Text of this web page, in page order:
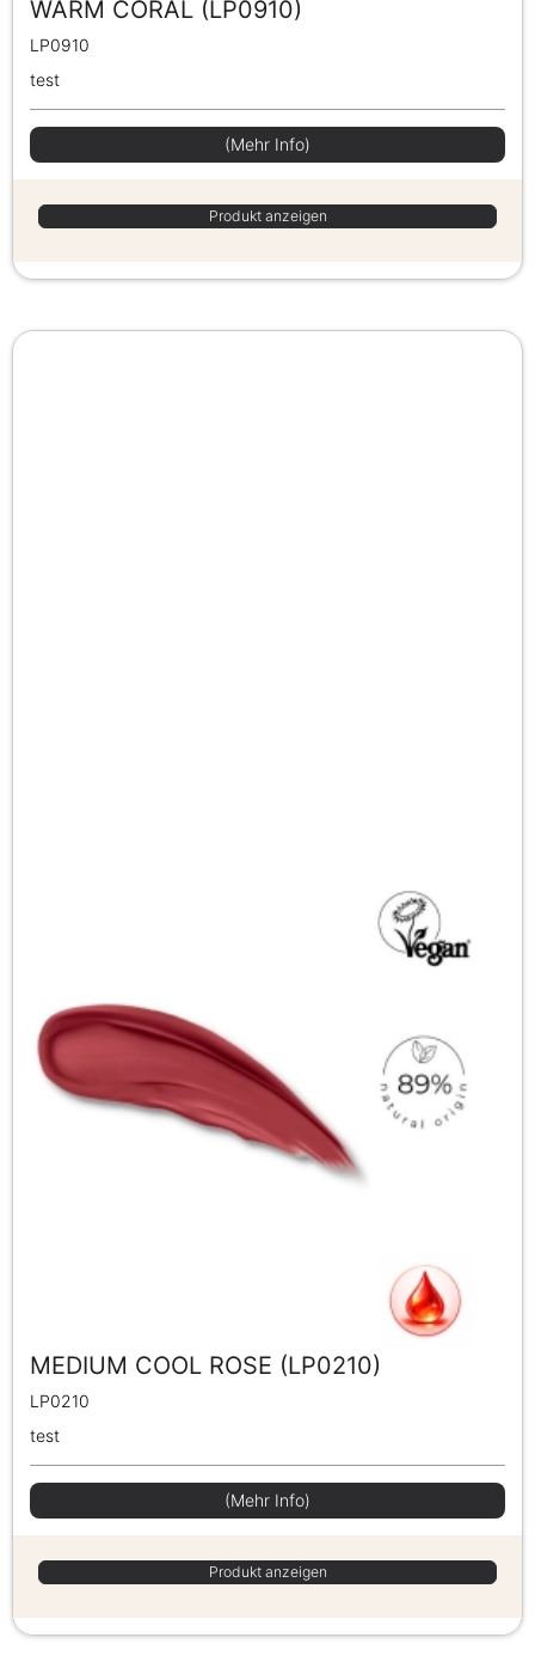
WARM CORAL (LP0910)
LP0910
test
(Mehr Info)
Produkt anzeigen
MEDIUM COOL ROSE (LP0210)
LP0210
test
(Mehr Info)
Produkt anzeigen